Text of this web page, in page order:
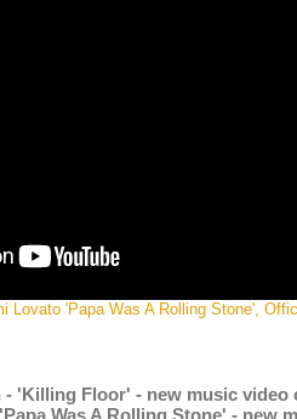
Lovato 'Papa Was A Rolling Stone',
- 'Killing Floor' - new music video
Was A Rolling Stone' - new